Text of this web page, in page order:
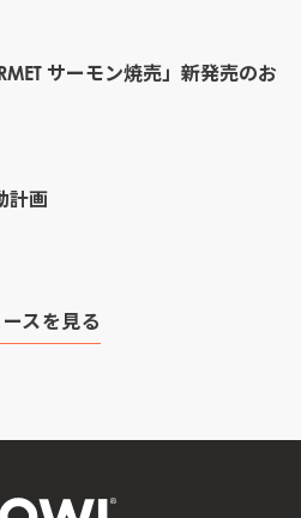
サーモン焼売」新発売のお
計画
スを見る